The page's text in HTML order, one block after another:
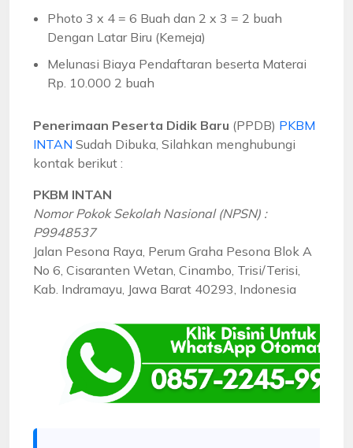
Photo 3 x 4 = 6 Buah dan 2 x 3 = 2 buah
Dengan Latar Biru (Kemeja)
Melunasi Biaya Pendaftaran beserta Materai
Rp. 10.000 2 buah
Penerimaan Peserta Didik Baru (PPDB) PKBM
INTAN Sudah Dibuka, Silahkan menghubungi
kontak berikut :
PKBM INTAN
Nomor Pokok Sekolah Nasional (NPSN) :
P9948537
Jalan Pesona Raya, Perum Graha Pesona Blok A
No 6, Cisaranten Wetan, Cinambo, Trisi/Terisi,
Kab. Indramayu, Jawa Barat 40293, Indonesia